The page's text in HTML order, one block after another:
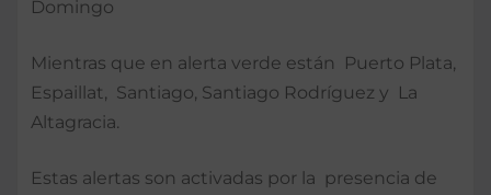
Domingo
Mientras que en alerta verde están Puerto Plata,
Espaillat, Santiago, Santiago Rodríguez y La
Altagracia.
Estas alertas son activadas por la presencia de